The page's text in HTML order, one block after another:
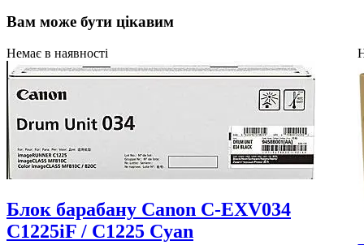
Вам може бути цікавим
Немає в наявності
Блок барабану Canon C-EXV034
C1225iF / C1225 Cyan